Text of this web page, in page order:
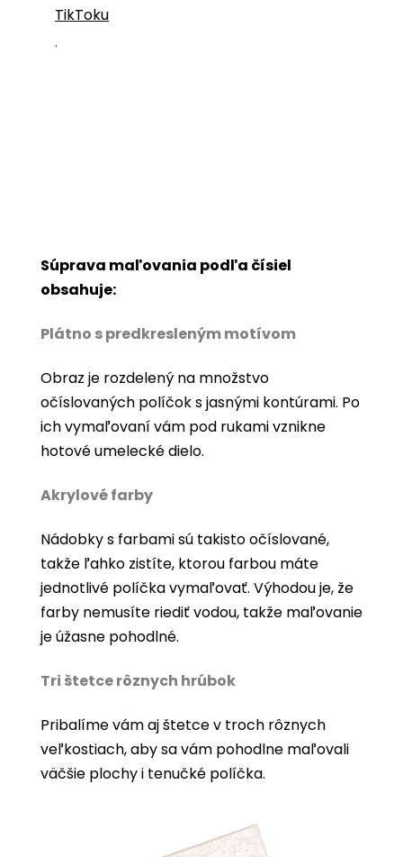
TikToku
.
Súprava maľovania podľa čísiel
obsahuje:
Plátno s predkresleným motívom
Obraz je rozdelený na množstvo
očíslovaných políčok s jasnými kontúrami. Po
ich vymaľovaní vám pod rukami vznikne
hotové umelecké dielo.
Akrylové farby
Nádobky s farbami sú takisto očíslované,
takže ľahko zistíte, ktorou farbou máte
jednotlivé políčka vymaľovať. Výhodou je, že
farby nemusíte riediť vodou, takže maľovanie
je úžasne pohodlné.
Tri štetce rôznych hrúbok
Pribalíme vám aj štetce v troch rôznych
veľkostiach, aby sa vám pohodlne maľovali
väčšie plochy i tenučké políčka.